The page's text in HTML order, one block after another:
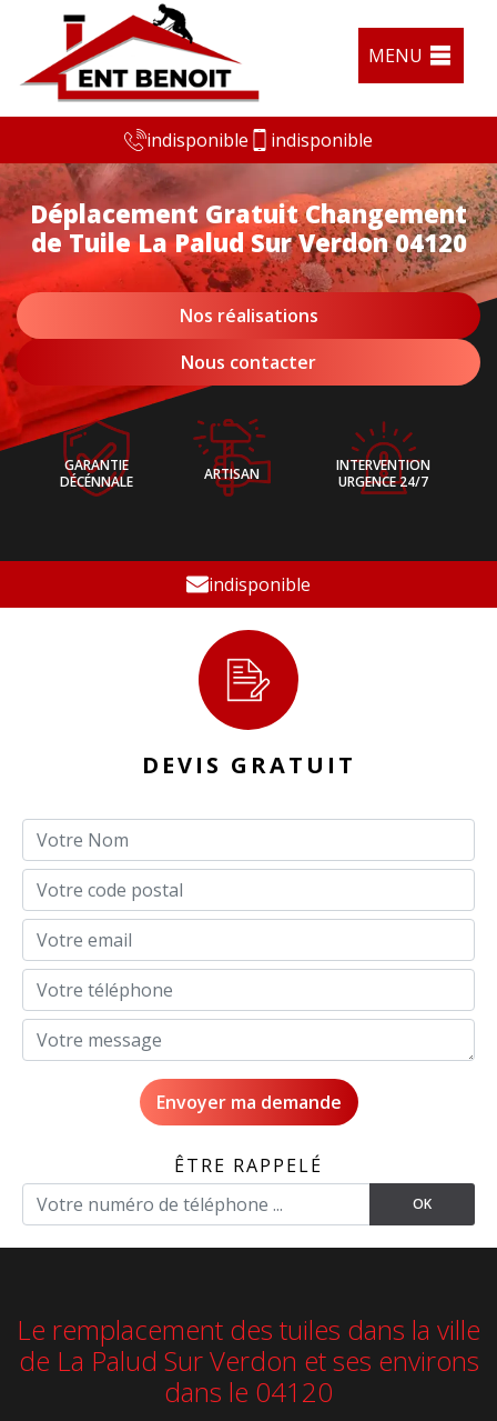
MENU
indisponible indisponible
Déplacement Gratuit Changement
de Tuile La Palud Sur Verdon 04120
Nos réalisations
Nous contacter
GARANTIE
DÉCÉNNALE
ARTISAN
INTERVENTION
URGENCE 24/7
indisponible
DEVIS GRATUIT
ÊTRE RAPPELÉ
Le remplacement des tuiles dans la ville
de La Palud Sur Verdon et ses environs
dans le 04120